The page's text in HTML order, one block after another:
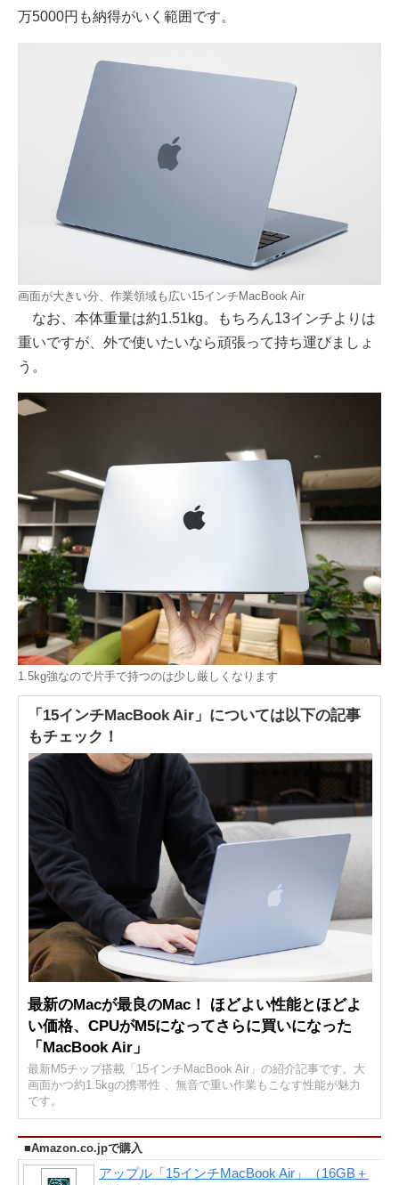
万5000円も納得がいく範囲です。
画面が大きい分、作業領域も広い15インチMacBook Air
なお、本体重量は約1.51kg。もちろん13インチよりは
重いですが、外で使いたいなら頑張って持ち運びましょ
う。
1.5kg強なので片手で持つのは少し厳しくなります
「15インチMacBook Air」については以下の記事
もチェック！
最新のMacが最良のMac！ ほどよい性能とほどよ
い価格、CPUがM5になってさらに買いになった
「MacBook Air」
最新M5チップ搭載「15インチMacBook Air」の紹介記事です。大
画面かつ約1.5kgの携帯性 、無音で重い作業もこなす性能が魅力
です。
■Amazon.co.jpで購入
アップル「15インチMacBook Air」（16GB＋